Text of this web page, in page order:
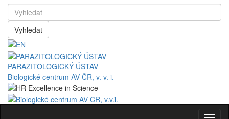
Vyhledat
PARAZITOLOGICKÝ ÚSTAV
Biologické centrum AV ČR, v. v. i.